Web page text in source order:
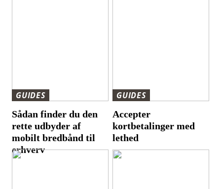
GUIDES
Sådan finder du den
rette udbyder af
mobilt bredbånd til
erhverv
GUIDES
Accepter
kortbetalinger med
lethed